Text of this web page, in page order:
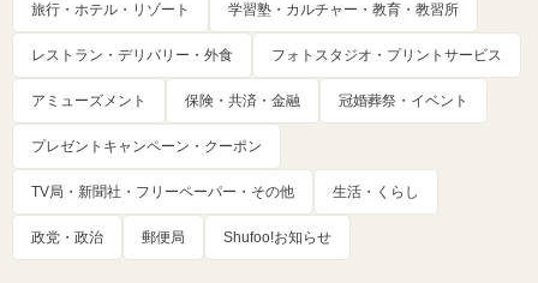
旅行・ホテル・リゾート 学習塾・カルチャー・教育・教習所
レストラン・デリバリー・外食 フォトスタジオ・プリントサービス
アミューズメント 保険・共済・金融 冠婚葬祭・イベント
プレゼントキャンペーン・クーポン
TV局・新聞社・フリーペーパー・その他 生活・くらし
政党・政治 郵便局 Shufoo!お知らせ